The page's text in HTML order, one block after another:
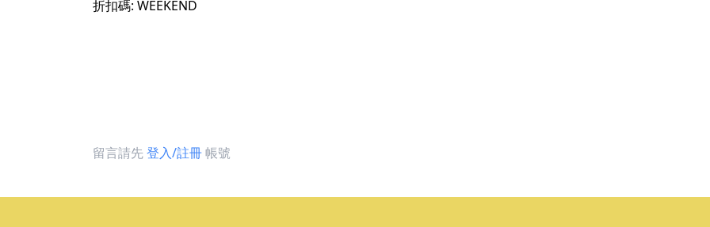
折扣碼: WEEKEND
留言請先登入/註冊帳號